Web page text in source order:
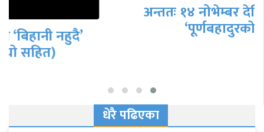
अन्ततः १४ नोभेम्बर देखि कतारमा पनि
‘पूर्णबहादुरको सारङ्गी’
धेरै पढिएका